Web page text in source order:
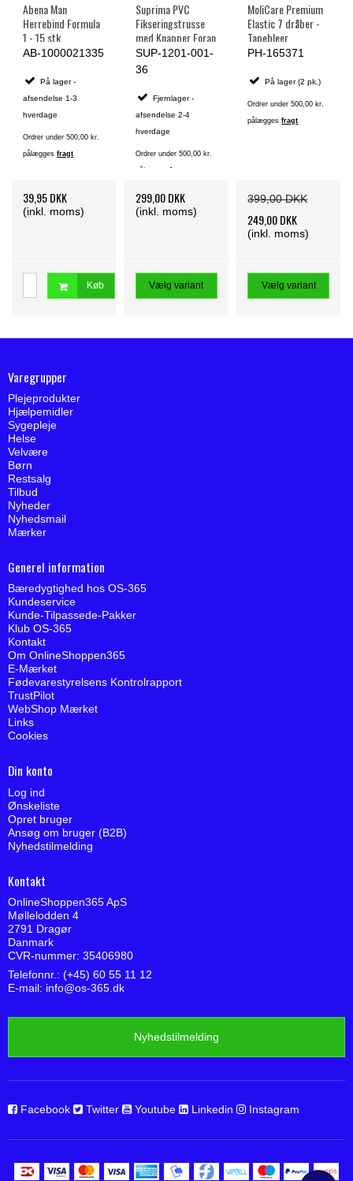
Abena Man
Herrebind Formula
1 - 15 stk.
AB-1000021335
På lager -
afsendelse 1-3
hverdage
Ordrer under 500,00 kr.
pålæggesfragt
39,95 DKK
(inkl. moms)
Køb
Suprima PVC
Fikseringstrusse
med Knapper Foran
SUP-1201-001-
36
Fjernlager -
afsendelse 2-4
hverdage
Ordrer under 500,00 kr.
pålægges fragt
299,00 DKK
(inkl. moms)
Vælg variant
MoliCare Premium
Elastic 7 dråber -
Tapebleer
PH-165371
På lager (2 pk.)
Ordrer under 500,00 kr.
pålæggesfragt
399,00 DKK
249,00 DKK
(inkl. moms)
Vælg variant
Varegrupper
Plejeprodukter
Hjælpemidler
Sygepleje
Helse
Velvære
Børn
Restsalg
Tilbud
Nyheder
Nyhedsmail
Mærker
Generel information
Bæredygtighed hos OS-365
Kundeservice
Kunde-Tilpassede-Pakker
Klub OS-365
Kontakt
Om OnlineShoppen365
E-Mærket
Fødevarestyrelsens Kontrolrapport
TrustPilot
WebShop Mærket
Links
Cookies
Din konto
Log ind
Ønskeliste
Opret bruger
Ansøg om bruger (B2B)
Nyhedstilmelding
Kontakt
OnlineShoppen365 ApS
Møllelodden 4
2791 Dragør
Danmark
CVR-nummer: 35406980
Telefonnr.: (+45) 60 55 11 12
E-mail: info@os-365.dk
Nyhedstilmelding
Facebook Twitter Youtube Linkedin Instagram